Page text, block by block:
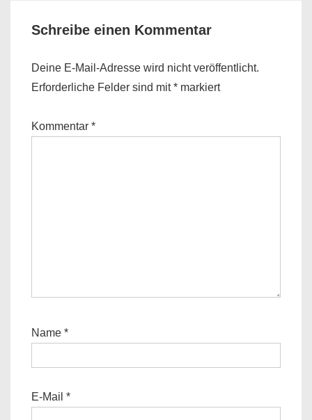
Schreibe einen Kommentar
Deine E-Mail-Adresse wird nicht veröffentlicht.
Erforderliche Felder sind mit* markiert
Kommentar *
Name *
E-Mail *